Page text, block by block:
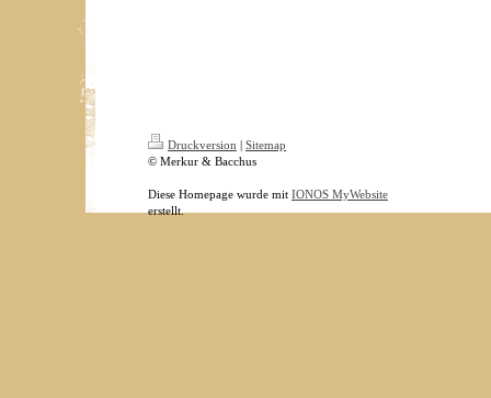
Druckversion | Sitemap
© Merkur & Bacchus
Diese Homepage wurde mit IONOS MyWebsite
erstellt.